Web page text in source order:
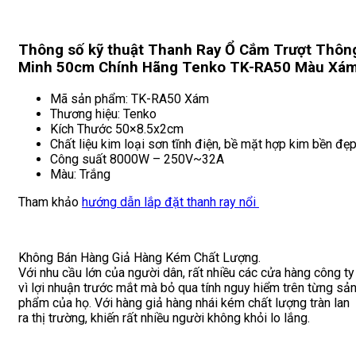
Thông số kỹ thuật Thanh Ray Ổ Cắm Trượt
Minh 50cm Chính Hãng Tenko TK-RA50 Màu
Mã sản phẩm: TK-RA50 Xám
Thương hiệu: Tenko
Kích Thước 50×8.5x2cm
Chất liệu kim loại sơn tĩnh điện, bề mặt hợp kim bền
Công suất 8000W – 250V~32A
Màu: Trắng
Tham khảo hướng dẫn lắp đặt thanh ray nổi
Không Bán Hàng Giả Hàng Kém Chất Lượng.
Với nhu cầu lớn của người dân, rất nhiều các cửa hàng công ty
vì lợi nhuận trước mắt mà bỏ qua tính nguy hiểm trên từng sản
phẩm của họ. Với hàng giả hàng nhái kém chất lượng tràn lan
ra thị trường, khiến rất nhiều người không khỏi lo lắng.